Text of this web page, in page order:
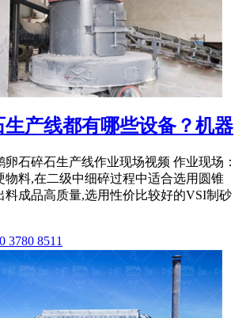
生产线都有哪些设备？机器
卵石碎石生产线作业现场视频 作业现场：
物料,在二级中细碎过程中适合选用圆锥
料成品高质量,选用性价比较好的VSI制砂
3780 8511